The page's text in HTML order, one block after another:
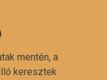
mentén, a
keresztek